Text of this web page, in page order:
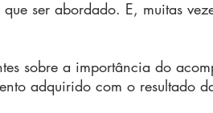
que ser abordado. E, muitas
sobre a importância do
adquirido com o resultado